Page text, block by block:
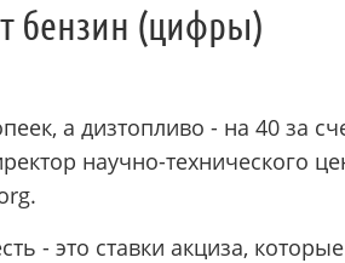
бензин (цифры)
а дизтопливо - на 40 за
научно-технического
- это ставки акциза,